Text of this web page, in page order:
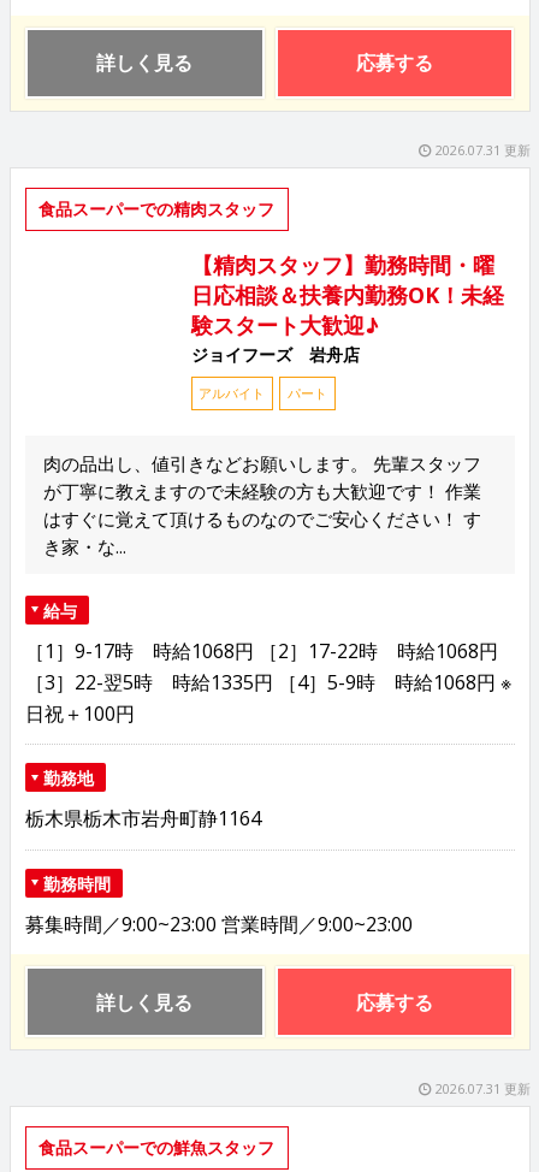
詳しく見る 応募する
2026.07.31 更新
食品スーパーでの精肉スタッフ
【精肉スタッフ】勤務時間・曜
日応相談＆扶養内勤務OK！未経
験スタート大歓迎♪
ジョイフーズ 岩舟店
アルバイト パート
肉の品出し、値引きなどお願いします。 先輩スタッフ
が丁寧に教えますので未経験の方も大歓迎です！ 作業
はすぐに覚えて頂けるものなのでご安心ください！ す
き家・な...
給与
［1］9-17時 時給1068円 ［2］17-22時 時給1068円
［3］22-翌5時 時給1335円 ［4］5-9時 時給1068円 ※
日祝＋100円
勤務地
栃木県栃木市岩舟町静1164
勤務時間
募集時間／9:00~23:00 営業時間／9:00~23:00
詳しく見る 応募する
2026.07.31 更新
食品スーパーでの鮮魚スタッフ